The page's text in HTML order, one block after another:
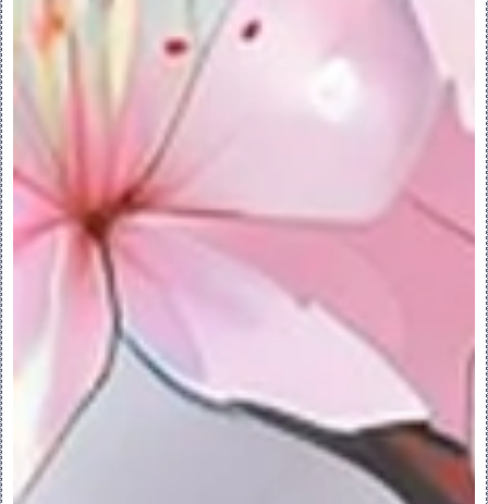
可使用以下特征创建多个主体或面组：
•复制和粘贴 (主体)。
要复制主体，请执行以下任意操作：
◦在模型树或图形窗口中，右键单击主体，然后
选择 “复制”(Copy) 将其复制到剪贴板中。
然后单击鼠标右键并选择 “粘贴”(Paste)。
◦选择主体，然后单击“模型”(Model) >
“复制”(Copy) 将其复制到剪贴板中。然后单
击“模型”(Model) > “粘贴”(Paste)。
•移动几何，并执行复制和选择性粘贴 (主体
和面组) 操作
要移动主体，请执行以下任意操作：
◦在模型树或图形窗口中，单击要移动的主体，
然后选择 “移动几何”(Move Geometry)。
◦选择主体，然后单击“模型”(Model) >
“复制”(Copy) 将其复制到剪贴板中。然后单
击“模型”(Model) > “选择性粘贴”(Paste